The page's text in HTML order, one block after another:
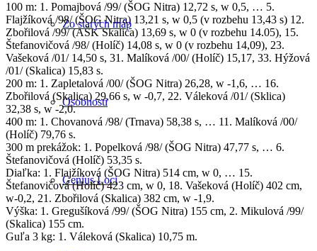
Zo starých máp
Osobnosti
Genius Loci
100 m: 1. Pomajbová /99/ (ŠOG Nitra) 12,72 s, w 0,5, … 5.
Flajžíková /98/ (ŠOG Nitra) 13,21 s, w 0,5 (v rozbehu 13,43 s) 12.
Zbořilová /99/ (AŠK Skalica) 13,69 s, w 0 (v rozbehu 14.05), 15.
Štefanovičová /98/ (Holíč) 14,08 s, w 0 (v rozbehu 14,09), 23.
Vašeková /01/ 14,50 s, 31. Malíková /00/ (Holíč) 15,17, 33. Hýžová
/01/ (Skalica) 15,83 s.
200 m: 1. Zapletalová /00/ (ŠOG Nitra) 26,28, w -1,6, … 16.
Zbořilová (Skalica) 29,66 s, w -0,7, 22. Váleková /01/ (Sklica)
32,38 s, w -2,0.
400 m: 1. Chovanová /98/ (Trnava) 58,38 s, … 11. Malíková /00/
(Holíč) 79,76 s.
300 m prekážok: 1. Popelková /98/ (ŠOG Nitra) 47,77 s, … 6.
Štefanovičová (Holíč) 53,35 s.
Diaľka: 1. Flajžíková (ŠOG Nitra) 514 cm, w 0, … 15.
Štefanovičová (Holíč) 423 cm, w 0, 18. Vašeková (Holíč) 402 cm,
w-0,2, 21. Zbořilová (Skalica) 382 cm, w -1,9.
Výška: 1. Gregušíková /99/ (ŠOG Nitra) 155 cm, 2. Mikulová /99/
(Skalica) 155 cm.
Guľa 3 kg: 1. Váleková (Skalica) 10,75 m.